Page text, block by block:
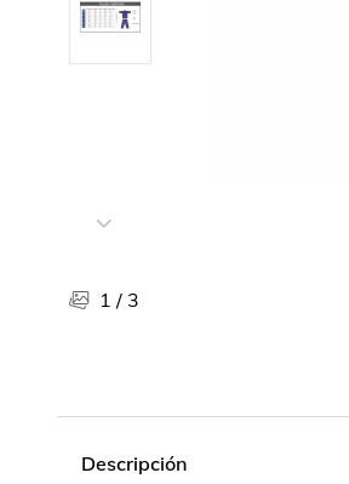
Joyería y relojes
1 / 3
Descripción